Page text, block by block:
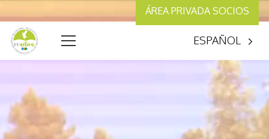
ÁREA PRIVADA SOCIOS
ESPAÑOL